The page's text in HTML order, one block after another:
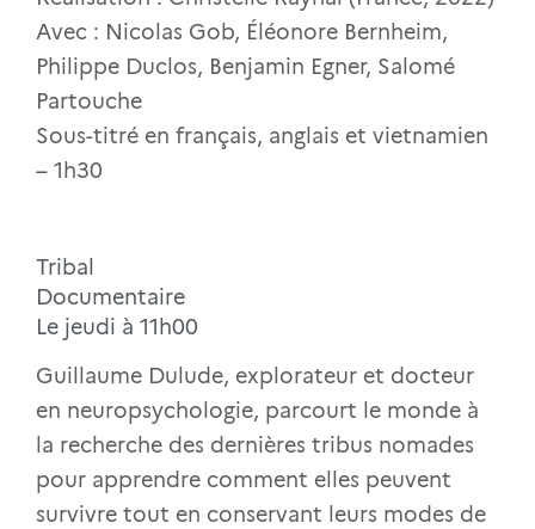
Avec : Nicolas Gob, Éléonore Bernheim,
Philippe Duclos, Benjamin Egner, Salomé
Partouche
Sous-titré en français, anglais et vietnamien
– 1h30
Tribal
Documentaire
Le jeudi à 11h00
Guillaume Dulude, explorateur et docteur
en neuropsychologie, parcourt le monde à
la recherche des dernières tribus nomades
pour apprendre comment elles peuvent
survivre tout en conservant leurs modes de